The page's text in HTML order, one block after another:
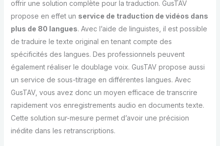
offrir une solution complète pour la traduction. GusTAV
propose en effet un service de traduction de vidéos dans
plus de 80 langues. Avec l’aide de linguistes, il est possible
de traduire le texte original en tenant compte des
spécificités des langues. Des professionnels peuvent
également réaliser le doublage voix. GusTAV propose aussi
un service de sous-titrage en différentes langues. Avec
GusTAV, vous avez donc un moyen efficace de transcrire
rapidement vos enregistrements audio en documents texte.
Cette solution sur-mesure permet d’avoir une précision
inédite dans les retranscriptions.